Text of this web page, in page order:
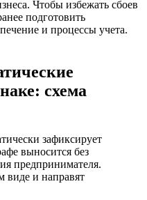
Чтобы избежать сбоев
подготовить
и процессы учета.
схема
зафиксирует
выносится без
предпринимателя.
виде и направят